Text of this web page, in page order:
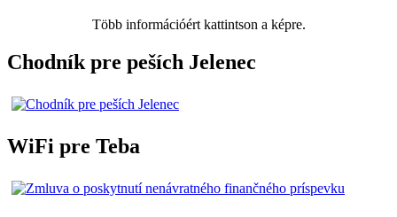
Több információért kattintson a képre.
Chodník pre peších Jelenec
WiFi pre Teba